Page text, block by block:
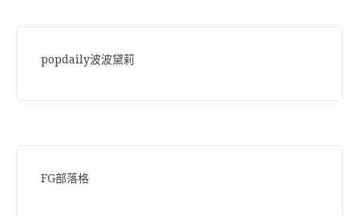
popdaily波波黛莉
FG部落格